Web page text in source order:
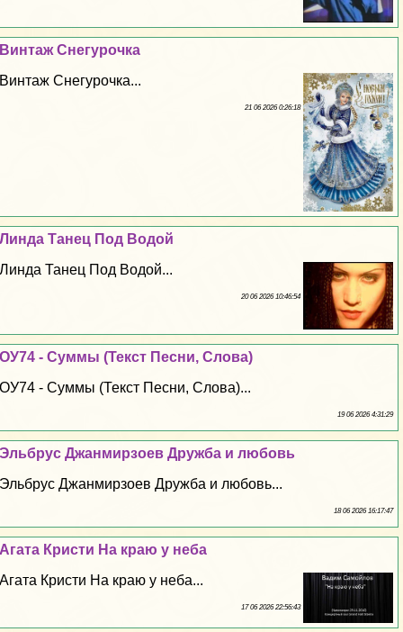
Винтаж Снегурочка
Винтаж Снегурочка...
21 06 2026 0:26:18
Линда Танец Под Водой
Линда Танец Под Водой...
20 06 2026 10:46:54
ОУ74 - Суммы (Текст Песни, Слова)
ОУ74 - Суммы (Текст Песни, Слова)...
19 06 2026 4:31:29
Эльбрус Джанмирзоев Дружба и любовь
Эльбрус Джанмирзоев Дружба и любовь...
18 06 2026 16:17:47
Агата Кристи На краю у неба
Агата Кристи На краю у неба...
17 06 2026 22:56:43